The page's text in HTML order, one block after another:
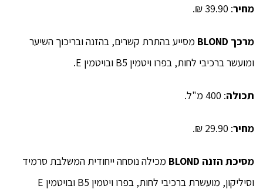
מחיר: 39.90 ₪.
מרכך BLOND מסייע בהתרת קשרים, בהזנה ובריכוך השיער
ומועשר ברכיבי לחות, בפרו ויטמין B5 ובויטמין E.
תכולה: 400 מ"ל.
מחיר: 29.90 ₪.
מסיכת הזנה BLOND מכילה נוסחה ייחודית המשלבת סרמיד
וסיליקון, מועשרת ברכיבי לחות, בפרו ויטמין B5 ובויטמין E